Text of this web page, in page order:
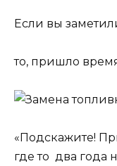
Если вы
то, пришло
«Подскажите!
где то два года